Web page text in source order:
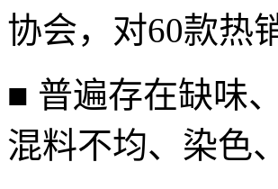
协会，对60款热
■ 普遍存在缺味
混料不均、染色